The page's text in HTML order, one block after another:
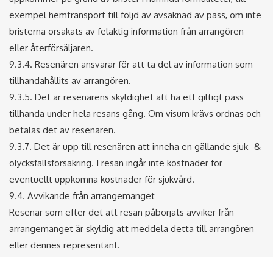
exempel hemtransport till följd av avsaknad av pass, om inte
bristerna orsakats av felaktig information från arrangören
eller återförsäljaren.
9.3.4. Resenären ansvarar för att ta del av information som
tillhandahållits av arrangören.
9.3.5. Det är resenärens skyldighet att ha ett giltigt pass
tillhanda under hela resans gång. Om visum krävs ordnas och
betalas det av resenären.
9.3.7. Det är upp till resenären att inneha en gällande sjuk- &
olycksfallsförsäkring. I resan ingår inte kostnader för
eventuellt uppkomna kostnader för sjukvård.
9.4. Avvikande från arrangemanget
Resenär som efter det att resan påbörjats avviker från
arrangemanget är skyldig att meddela detta till arrangören
eller dennes representant.